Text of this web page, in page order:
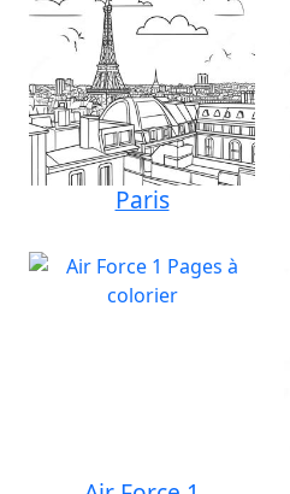
Paris